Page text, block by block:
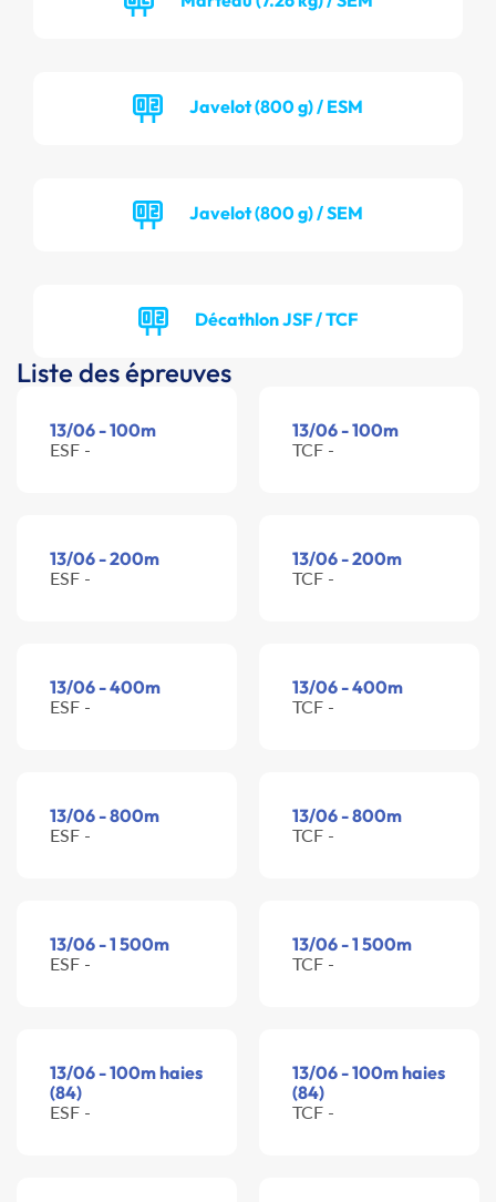
Javelot (800 g) / ESM
Javelot (800 g) / SEM
Décathlon JSF / TCF
Liste des épreuves
13/06 - 100m
ESF -
13/06 - 100m
TCF -
13/06 - 200m
ESF -
13/06 - 200m
TCF -
13/06 - 400m
ESF -
13/06 - 400m
TCF -
13/06 - 800m
ESF -
13/06 - 800m
TCF -
13/06 - 1 500m
ESF -
13/06 - 1 500m
TCF -
13/06 - 100m haies
(84)
ESF -
13/06 - 100m haies
(84)
TCF -